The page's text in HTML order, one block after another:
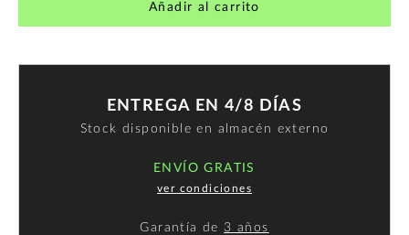
Añadir al carrito
ENTREGA EN 4/8 DÍAS
Stock disponible en almacén externo
ENVÍO GRATIS
ver condiciones
Garantía de 3 años